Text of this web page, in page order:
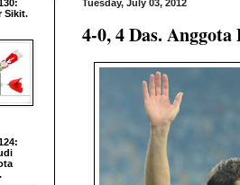
Tuesday, July 03, 2012
4-0, 4 Das.
Sikit.